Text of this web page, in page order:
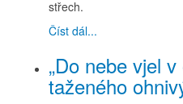
střech.
Číst dál...
„Do nebe vjel
taženého